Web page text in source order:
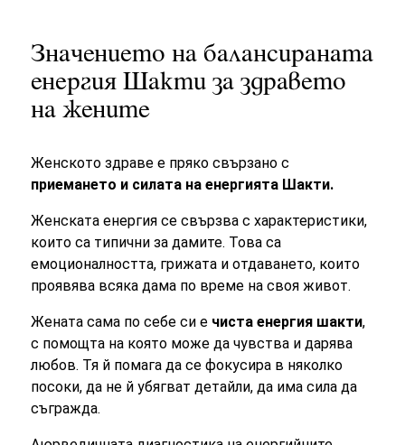
Значението на балансираната
енергия Шакти за здравето
на жените
Женското здраве е пряко свързано с
приемането и силата на енергията Шакти.
Женската енергия се свързва с характеристики,
които са типични за дамите. Това са
емоционалността, грижата и отдаването, които
проявява всяка дама по време на своя живот.
Женатасама по себе си е чиста енергия шакти,
с помощта на която може да чувства и дарява
любов. Тя й помага да се фокусира в няколко
посоки, да не й убягват детайли, да има сила да
съгражда.